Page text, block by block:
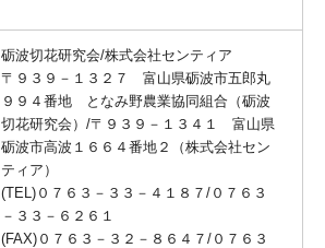
砺波切花研究会/株式会社センティア
〒９３９－１３２７ 富山県砺波市五郎丸
９９４番地 となみ野農業協同組合（砺波
切花研究会）/〒９３９－１３４１ 富山県
砺波市高波１６６４番地２（株式会社セン
ティア）
(TEL)０７６３－３３－４１８７/０７６３
－３３－６２６１
(FAX)０７６３－３２－８６４７/０７６３